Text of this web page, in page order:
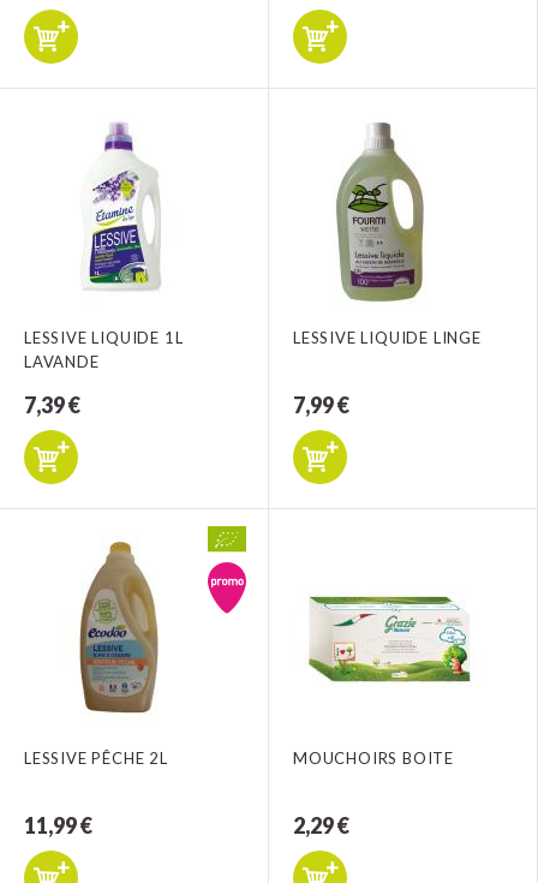
LESSIVE LIQUIDE 1L
LAVANDE
7,39 €
LESSIVE LIQUIDE LINGE
7,99 €
LESSIVE PÊCHE 2L
11,99 €
MOUCHOIRS BOITE
2,29 €